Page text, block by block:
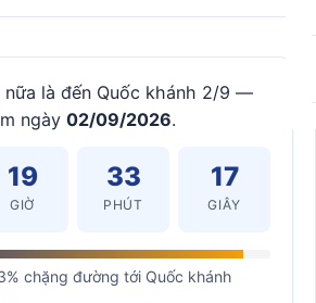
là đến Quốc khánh 2/9 —
ngày 02/09/2026.
19
GIỜ
33
PHÚT
16
GIÂY
chặng đường tới Quốc khánh